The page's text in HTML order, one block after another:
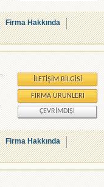
Firma Hakkında
İLETIŞIM BILGISI
FIRMA ÜRÜNLERI
ÇEVRIMDIŞI
Firma Hakkında